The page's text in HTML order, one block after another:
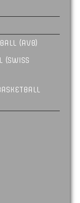
(AVB)
(SWISS